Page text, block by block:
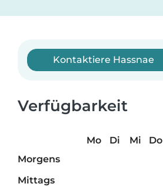
Kontaktiere Hassnae
Verfügbarkeit
Mo Di Mi Do
Morgens
Mittags